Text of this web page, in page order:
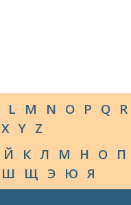
L M N O P Q R
X Y Z
Й К Л М Н О П
Ш Щ Э Ю Я